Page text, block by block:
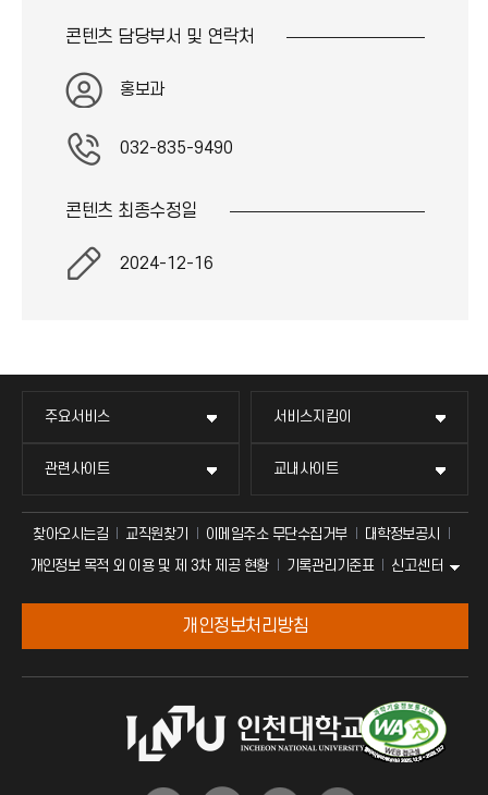
콘텐츠 담당부서 및 연락처
홍보과
032-835-9490
콘텐츠 최종수정일
2024-12-16
주요서비스 서비스지킴이
관련사이트 교내사이트
찾아오시는길 교직원찾기 이메일주소 무단수집거부
대학정보공시
개인정보 목적 외 이용 및 제 3차 제공 현황
기록관리기준표 신고센터
개인정보처리방침